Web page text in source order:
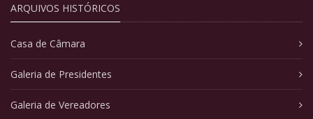
ARQUIVOS HISTÓRICOS
Casa de Câmara
Galeria de Presidentes
Galeria de Vereadores